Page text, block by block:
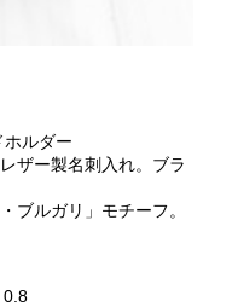
ルダー
ザー製名刺入れ。ブラ
ブルガリ」モチーフ。